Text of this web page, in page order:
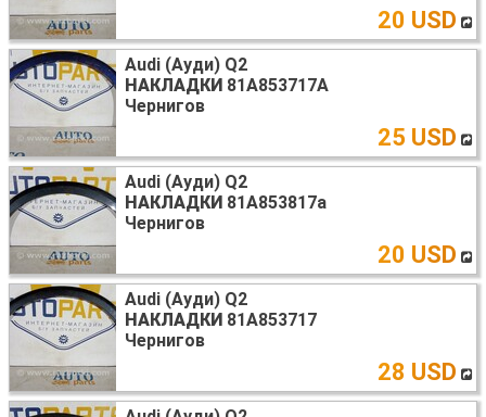
20 USD
Audi (Ауди) Q2
НАКЛАДКИ 81A853717A
Чернигов
25 USD
Audi (Ауди) Q2
НАКЛАДКИ 81A853817a
Чернигов
20 USD
Audi (Ауди) Q2
НАКЛАДКИ 81A853717
Чернигов
28 USD